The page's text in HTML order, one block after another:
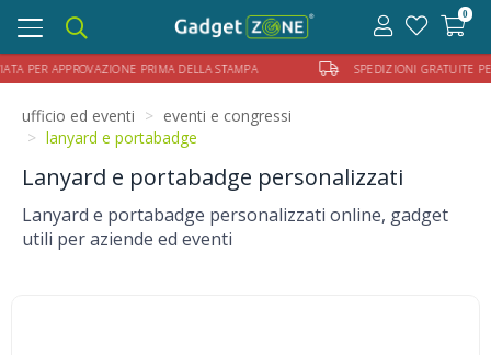
APPROVAZIONE PRIMA DELLA STAMPA SPEDIZIONI GRATUITE PER
Toggle
navigation
0
ufficio ed eventi
eventi e congressi
lanyard e portabadge
Lanyard e portabadge personalizzati
Lanyard e portabadge personalizzati online, gadget
utili per aziende ed eventi